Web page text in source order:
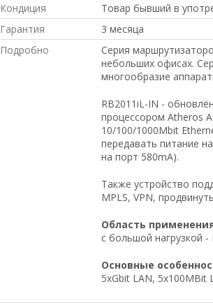
Кондиция
Товар бывший в
Гарантия
3 месяца
Подробно
Серия
небольших офисах.
многообразие
RB2011iL-IN -
процессором Atheros
10/100/1000Mbit
передавать питание
на порт 580mA).
Также устройство
MPLS, VPN,
Область
с большой нагрузкой -
Основные
5xGbit LAN, 5x100MBit